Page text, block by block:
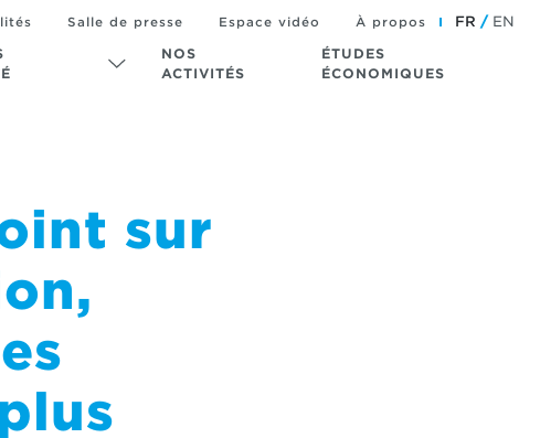
NOS
ACTIVITÉS
ÉTUDES
ÉCONOMIQUES
Salle de presse Espace vidéo À propos FR EN
sur